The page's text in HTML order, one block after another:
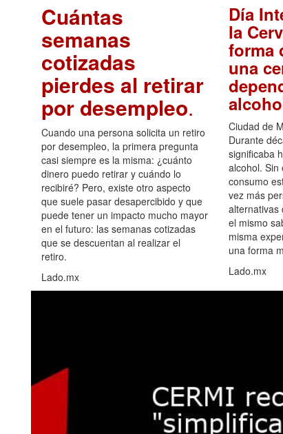
Cuántas
semanas
cotizadas
pierdes al retirar
por desempleo.
Cuando una persona solicita un retiro
por desempleo, la primera pregunta
casi siempre es la misma: ¿cuánto
dinero puedo retirar y cuándo lo
recibiré? Pero, existe otro aspecto
que suele pasar desapercibido y que
puede tener un impacto mucho mayor
en el futuro: las semanas cotizadas
que se descuentan al realizar el
retiro.
Lado.mx
Día
la
forma
una
Ciudad de
Durante
significaba
alcohol. Sin
consumo
vez más
alternativas
el mismo
misma
una forma
Lado.mx